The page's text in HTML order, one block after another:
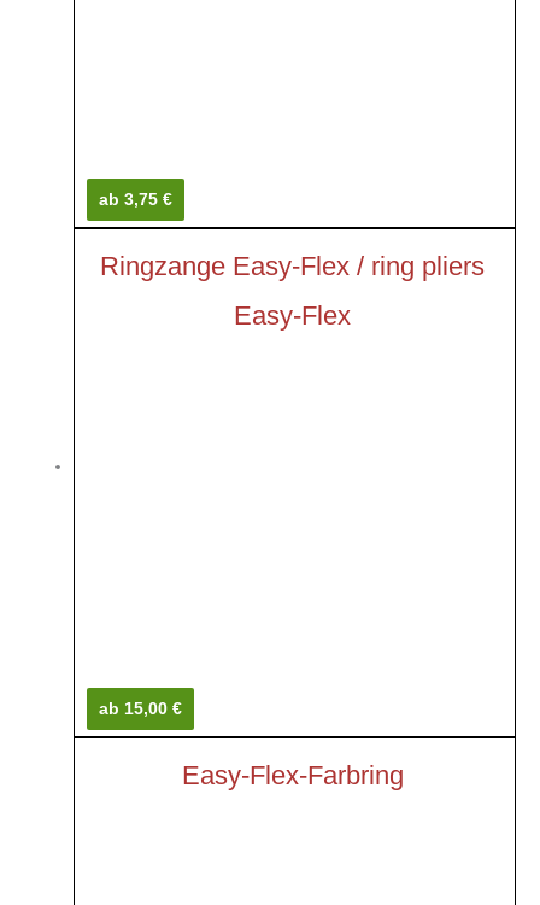
ab 3,75 €
Ringzange Easy-Flex / ring pliers
Easy-Flex
ab 15,00 €
Easy-Flex-Farbring